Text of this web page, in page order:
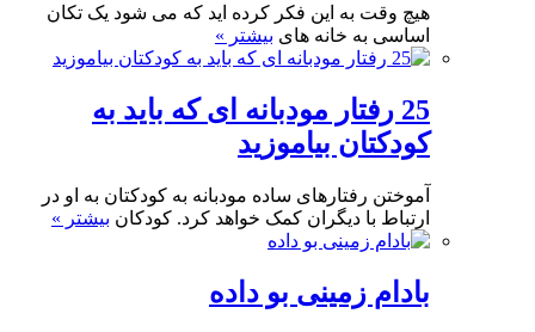
هیچ وقت به این فکر کرده اید که می شود یک تکان
اساسی به خانه های بیشتر »
25 رفتار مودبانه ای که باید به
کودکتان بیاموزید
آموختن رفتارهای ساده مودبانه به کودکتان به او در
ارتباط با دیگران کمک خواهد کرد. کودکان بیشتر »
بادام زمینی بو داده